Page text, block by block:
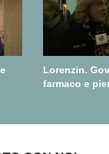
Lorenzin.
farmaco e